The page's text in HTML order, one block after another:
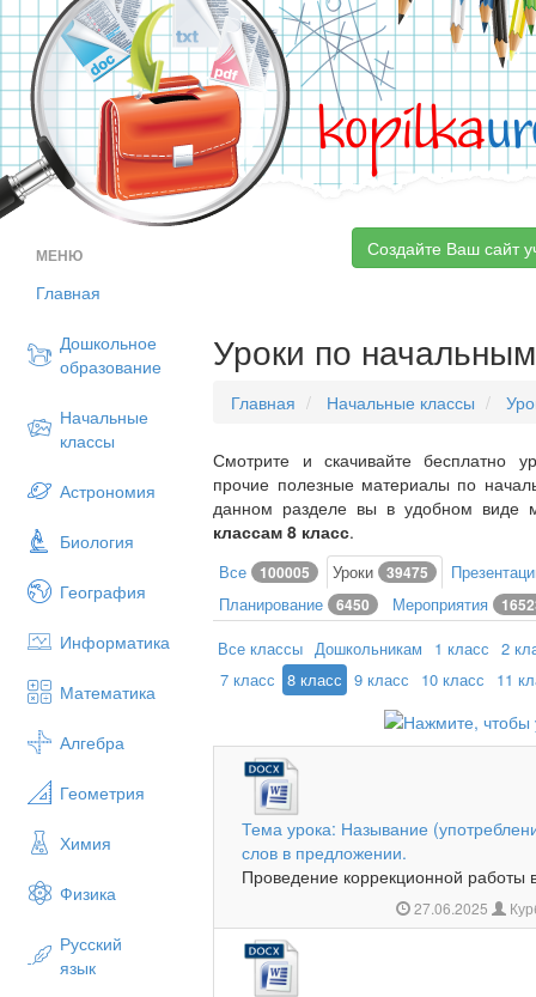
kopilka
МЕНЮ
Главная
Дошкольное
образование
Начальные
классы
Астрономия
Биология
География
Информатика
Математика
Алгебра
Геометрия
Химия
Физика
Русский
язык
Создайте Ваш сайт
Уроки по
Главная Начальные классы
Смотрите и скачивайте бесплатно
прочие полезные материалы по
данном разделе вы в удобном виде
классам 8 класс.
Все 100005 Уроки 39475
Планирование 6450 Мероприятия
Все классы Дошкольникам 1 класс 2
7 класс 8 класс 9 класс 10 класс 11
Тема урока: Называние
слов в предложении.
Проведение коррекционной работы
27.06.2025